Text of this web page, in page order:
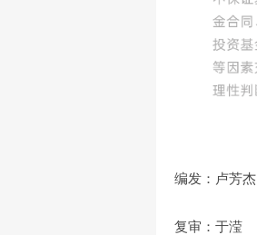
编发：卢芳杰
复审：于滢